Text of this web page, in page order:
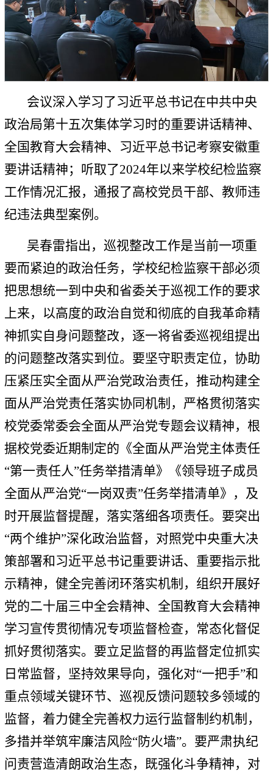
会议深入学习了习近平总书记在中共中央
政治局第十五次集体学习时的重要讲话精神、
全国教育大会精神、习近平总书记考察安徽重
要讲话精神；听取了2024年以来学校纪检监察
工作情况汇报，通报了高校党员干部、教师违
纪违法典型案例。
吴春雷指出，巡视整改工作是当前一项重
要而紧迫的政治任务，学校纪检监察干部必须
把思想统一到中央和省委关于巡视工作的要求
上来，以高度的政治自觉和彻底的自我革命精
神抓实自身问题整改，逐一将省委巡视组提出
的问题整改落实到位。要坚守职责定位，协助
压紧压实全面从严治党政治责任，推动构建全
面从严治党责任落实协同机制，严格贯彻落实
校党委常委会全面从严治党专题会议精神，根
据校党委近期制定的《全面从严治党主体责任
“第一责任人”任务举措清单》《领导班子成员
全面从严治党“一岗双责”任务举措清单》，及
时开展监督提醒，落实落细各项责任。要突出
“两个维护”深化政治监督，对照党中央重大决
策部署和习近平总书记重要讲话、重要指示批
示精神，健全完善闭环落实机制，组织开展好
党的二十届三中全会精神、全国教育大会精神
学习宣传贯彻情况专项监督检查，常态化督促
抓好贯彻落实。要立足监督的再监督定位抓实
日常监督，坚持效果导向，强化对“一把手”和
重点领域关键环节、巡视反馈问题较多领域的
监督，着力健全完善权力运行监督制约机制，
多措并举筑牢廉洁风险“防火墙”。要严肃执纪
问责营造清朗政治生态，既强化斗争精神，对